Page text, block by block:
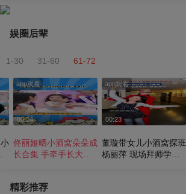
娱圈后辈
1-30 31-60 61-72
app观看
00:24
佟丽娅晒小酒窝朵朵成
长合集 手牵手长大互
app观看
00:23
董璇带女儿小酒窝探班
杨丽萍 现场拜师学孔
精彩推荐